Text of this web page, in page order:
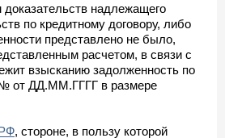
доказательств надлежащего
по кредитному договору, либо
представлено не было,
расчетом, в связи с
взысканию задолженность по
№ от ДД.ММ.ГГГГ в размере
, стороне, в пользу которой